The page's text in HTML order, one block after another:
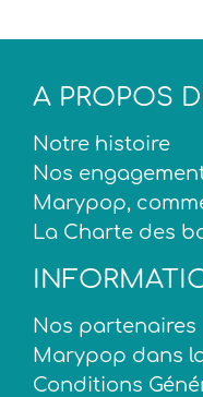
A PROPOS
Notre histoire
Nos
Marypop,
La Charte des
Nos partenaires
Marypop dans
Conditions